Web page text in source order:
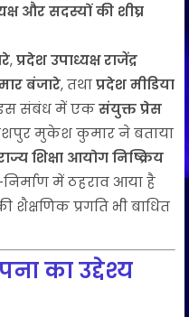
और सदस्यों की शीघ्र
,प्रदेश उपाध्यक्ष राजेंद्र
बंजारे, तथाप्रदेश मीडिया
संबंध में एकसंयुक्त प्रेस
मुकेश कुमार ने बताया
शिक्षा आयोग निष्क्रिय
में ठहराव आया है
शैक्षणिक प्रगति भी बाधित
का उद्देश्य